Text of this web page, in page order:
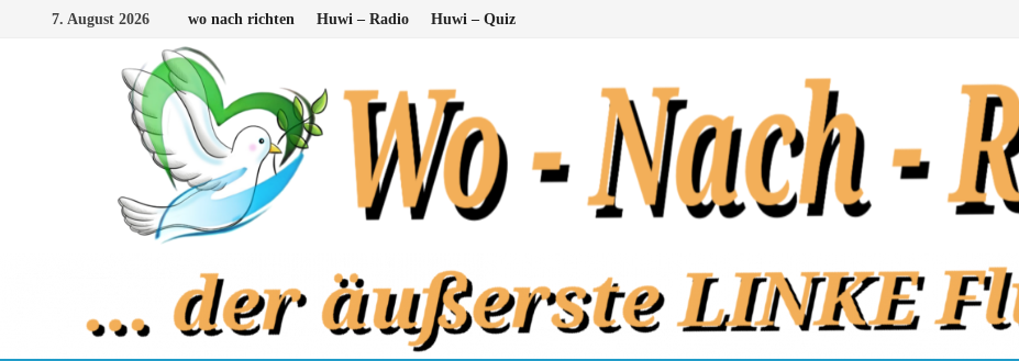
7. August 2026 wo nach richten Huwi – Radio Huwi – Quiz